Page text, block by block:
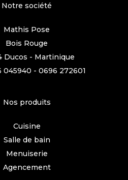
Notre société
Mathis Pose
Bois Rouge
Ducos - Martinique
045940 - 0696 272601
Nos produits
Cuisine
Salle de bain
Menuiserie
Agencement